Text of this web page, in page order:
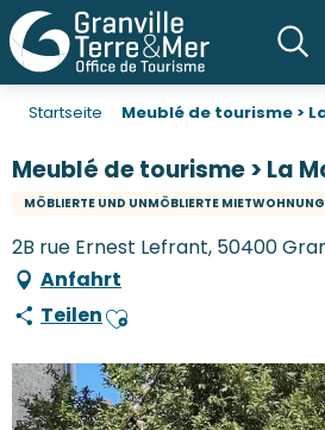
Startseite Meublé de tourisme >
Meublé de tourisme > La
MÖBLIERTE UND UNMÖBLIERTE
2B rue Ernest Lefrant, 50400
Anfahrt
TeilenAjouter aux favoris